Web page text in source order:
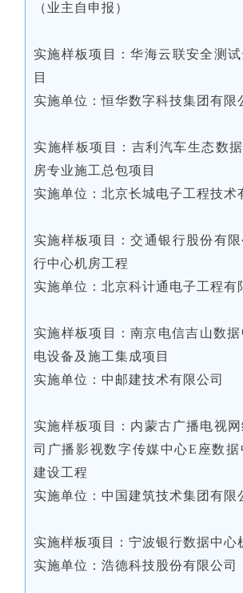
（业主自申报）
实施样板项目：华海云联安全测
目
实施单位：恒华数字科技集团有限
实施样板项目：吉利汽车生态数
房专业施工总包项目
实施单位：北京长城电子工程技术
实施样板项目：交通银行股份有
行中心机房工程
实施单位：北京科计通电子工程有
实施样板项目：南京电信吉山数
电设备及施工集成项目
实施单位：中邮建技术有限公司
实施样板项目：内蒙古广播电视
司广播影视数字传媒中心E座数据
建设工程
实施单位：中国建筑技术集团有限
实施样板项目：宁波银行数据中心
实施单位：浩德科技股份有限公司